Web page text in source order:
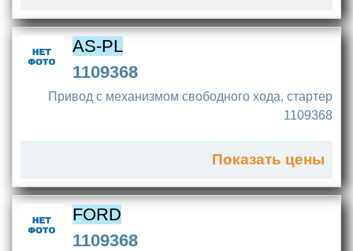
AS-PL
1109368
Привод с механизмом свободного хода, стартер
1109368
Показать цены
FORD
1109368